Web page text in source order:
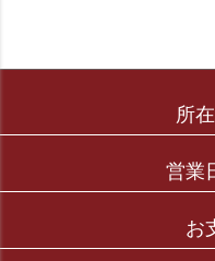
所
営業
お